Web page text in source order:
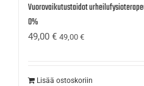
Vuorovaikutustaidot
0%
49,00 € 49,00 €
Lisää ostoskoriin